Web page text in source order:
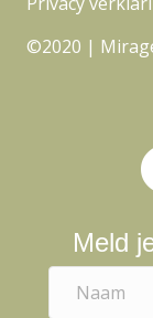
©2020 |
Meld
N